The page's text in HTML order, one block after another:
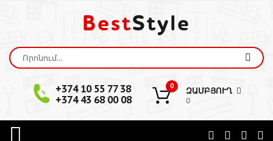
BestStyle
+374 10 55 77 38
+374 43 68 00 08
0 ԶԱՄԲՅՈՒՂ
0